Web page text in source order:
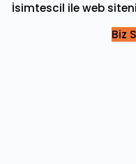
İsimtescil ile web
Biz